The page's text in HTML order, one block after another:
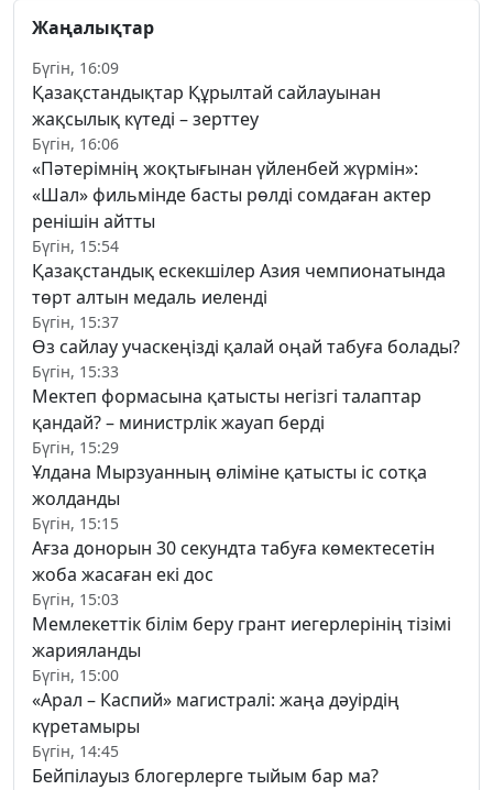
Жаңалықтар
Бүгін, 16:09
Қазақстандықтар Құрылтай сайлауынан
жақсылық күтеді – зерттеу
Бүгін, 16:06
«Пәтерімнің жоқтығынан үйленбей жүрмін»:
«Шал» фильмінде басты рөлді сомдаған актер
ренішін айтты
Бүгін, 15:54
Қазақстандық ескекшілер Азия чемпионатында
төрт алтын медаль иеленді
Бүгін, 15:37
Өз сайлау учаскеңізді қалай оңай табуға болады?
Бүгін, 15:33
Мектеп формасына қатысты негізгі талаптар
қандай? – министрлік жауап берді
Бүгін, 15:29
Ұлдана Мырзуанның өліміне қатысты іс сотқа
жолданды
Бүгін, 15:15
Ағза донорын 30 секундта табуға көмектесетін
жоба жасаған екі дос
Бүгін, 15:03
Мемлекеттік білім беру грант иегерлерінің тізімі
жарияланды
Бүгін, 15:00
«Арал – Каспий» магистралі: жаңа дәуірдің
күретамыры
Бүгін, 14:45
Бейпілауыз блогерлерге тыйым бар ма?